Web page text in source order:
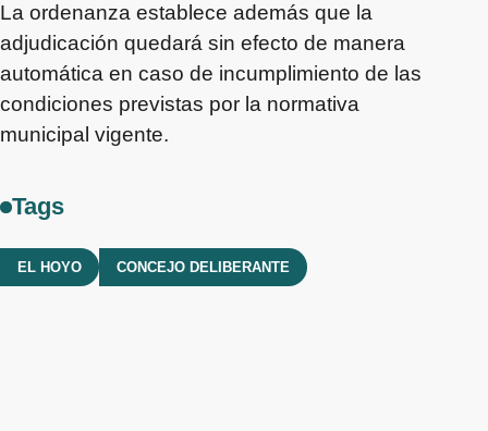
La ordenanza establece además que la
adjudicación quedará sin efecto de manera
automática en caso de incumplimiento de las
condiciones previstas por la normativa
municipal vigente.
Tags
EL HOYO CONCEJO DELIBERANTE